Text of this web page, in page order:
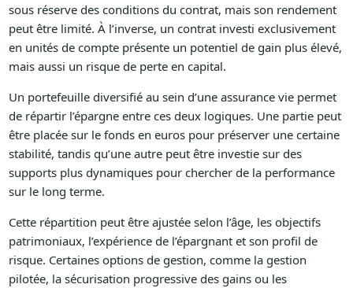
sous réserve des conditions du contrat, mais son rendement
peut être limité. À l’inverse, un contrat investi exclusivement
en unités de compte présente un potentiel de gain plus élevé,
mais aussi un risque de perte en capital.
Un portefeuille diversifié au sein d’une assurance vie permet
de répartir l’épargne entre ces deux logiques. Une partie peut
être placée sur le fonds en euros pour préserver une certaine
stabilité, tandis qu’une autre peut être investie sur des
supports plus dynamiques pour chercher de la performance
sur le long terme.
Cette répartition peut être ajustée selon l’âge, les objectifs
patrimoniaux, l’expérience de l’épargnant et son profil de
risque. Certaines options de gestion, comme la gestion
pilotée, la sécurisation progressive des gains ou les